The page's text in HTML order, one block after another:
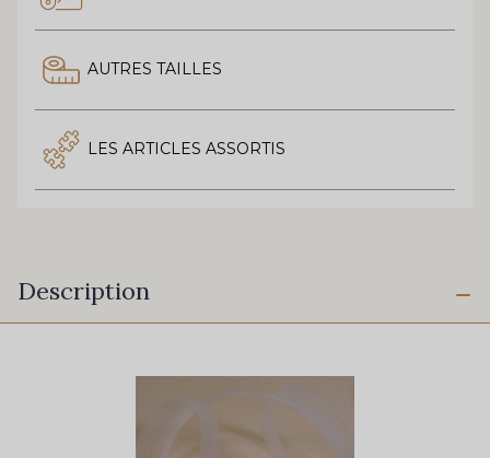
AUTRES TAILLES
LES ARTICLES ASSORTIS
Description